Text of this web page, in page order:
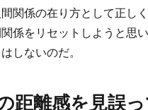
間関係の在り方として正
係をリセットしようと思
しないのだ。
距離感を見誤